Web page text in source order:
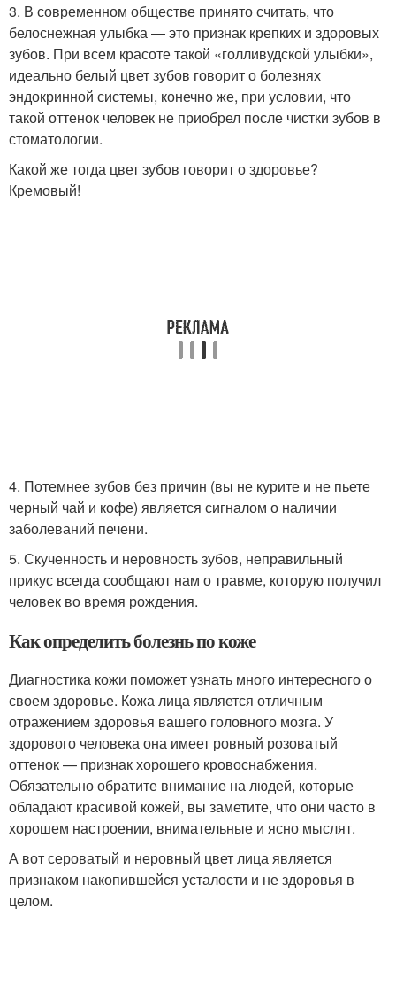
3. В современном обществе принято считать, что
белоснежная улыбка — это признак крепких и здоровых
зубов. При всем красоте такой «голливудской улыбки»,
идеально белый цвет зубов говорит о болезнях
эндокринной системы, конечно же, при условии, что
такой оттенок человек не приобрел после чистки зубов в
стоматологии.
Какой же тогда цвет зубов говорит о здоровье?
Кремовый!
4. Потемнее зубов без причин (вы не курите и не пьете
черный чай и кофе) является сигналом о наличии
заболеваний печени.
5. Скученность и неровность зубов, неправильный
прикус всегда сообщают нам о травме, которую получил
человек во время рождения.
Как определить болезнь по коже
Диагностика кожи поможет узнать много интересного о
своем здоровье. Кожа лица является отличным
отражением здоровья вашего головного мозга. У
здорового человека она имеет ровный розоватый
оттенок — признак хорошего кровоснабжения.
Обязательно обратите внимание на людей, которые
обладают красивой кожей, вы заметите, что они часто в
хорошем настроении, внимательные и ясно мыслят.
А вот сероватый и неровный цвет лица является
признаком накопившейся усталости и не здоровья в
целом.